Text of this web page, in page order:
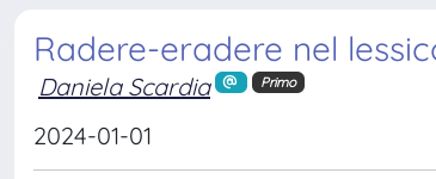
Radere-eradere nel
Daniela Scardia Primo
2024-01-01